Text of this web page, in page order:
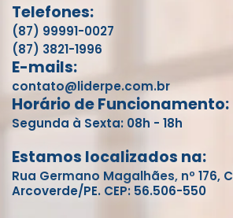
Telefones:
(87) 99991-0027
(87) 3821-1996
E-mails:
contato@liderpe.com.br
Horário de Funcionamento:
Segunda à Sexta: 08h - 18h
Estamos localizados na:
Rua Germano Magalhães, nº 176,
Arcoverde/PE. CEP: 56.506-550